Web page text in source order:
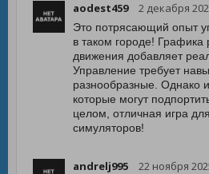
aodest459 2 декабря
Это потрясающий опыт
в таком городе! Графика
движения добавляет
Управление требует
разнообразные. Однако
которые могут
целом, отличная игра
симуляторов!
andrelj995 22 ноября